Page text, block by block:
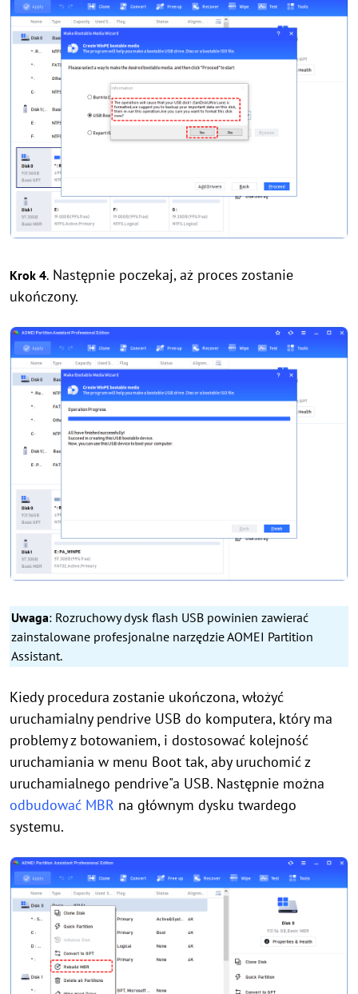
Krok 4. Następnie poczekaj, aż proces zostanie
ukończony.
Uwaga: Rozruchowy dysk flash USB powinien zawierać
zainstalowane profesjonalne narzędzie AOMEI Partition
Assistant.
Kiedy procedura zostanie ukończona, włożyć
uruchamialny pendrive USB do komputera, który ma
problemy z botowaniem, i dostosować kolejność
uruchamiania w menu Boot tak, aby uruchomić z
uruchamialnego pendrive"a USB. Następnie można
odbudować MBR na głównym dysku twardego
systemu.